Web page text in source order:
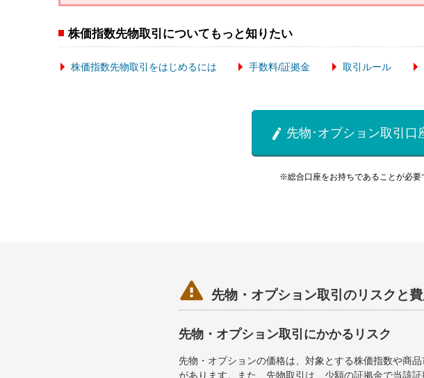
株価指数先物取引についてもっと知りたい
株価指数先物取引をはじめるには 手数料/証拠金 取引ルール
 先物･オプション取引口
※総合口座をお持ちであることが必要
 先物・オプション取引のリスクと
先物・オプション取引にかかるリスク
先物・オプションの価格は、対象とする株価指数や商
があります。また、先物取引は、少額の証拠金で当該